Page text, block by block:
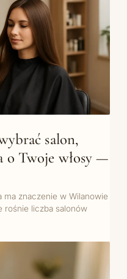
salon,
o Twoje włosy —
znaczenie w Wilanowie
rośnie liczba salonów